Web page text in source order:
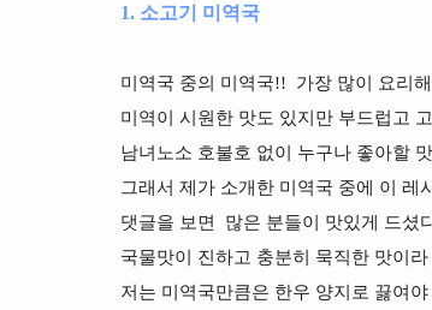
1. 소고기 미역국
미역국 중의 미역국!! 가장 많이 요리
미역이 시원한 맛도 있지만 부드럽고
남녀노소 호불호 없이 누구나 좋아할
그래서 제가 소개한 미역국 중에 이 레
댓글을 보면 많은 분들이 맛있게 드셨
국물맛이 진하고 충분히 묵직한 맛이
저는 미역국만큼은 한우 양지로 끓여